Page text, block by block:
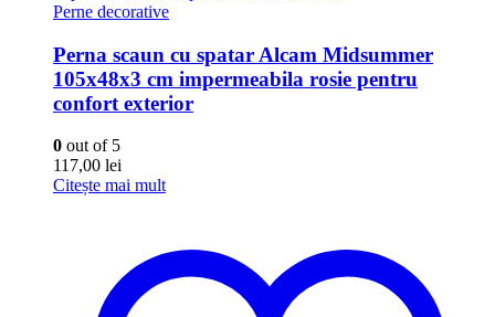
Perne decorative
Perna scaun cu spatar Alcam Midsummer
105x48x3 cm impermeabila rosie pentru
confort exterior
0 out of 5
117,00 lei
Citește mai mult